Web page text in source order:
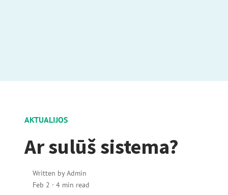
AKTUALIJOS
Ar sulūš sistema?
Written byAdmin
Feb 2 · 4 min read